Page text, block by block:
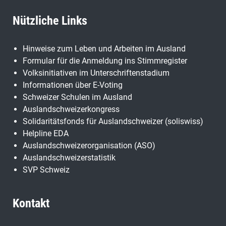
Nützliche Links
Hinweise zum Leben und Arbeiten im Ausland
Formular für die Anmeldung ins Stimmregister
Volksinitiativen im Unterschriftenstadium
Informationen über E-Voting
Schweizer Schulen im Ausland
Auslandschweizerkongress
Solidaritätsfonds für Auslandschweizer (soliswiss)
Helpline EDA
Auslandschweizerorganisation (ASO)
Auslandschweizerstatistik
SVP Schweiz
Kontakt